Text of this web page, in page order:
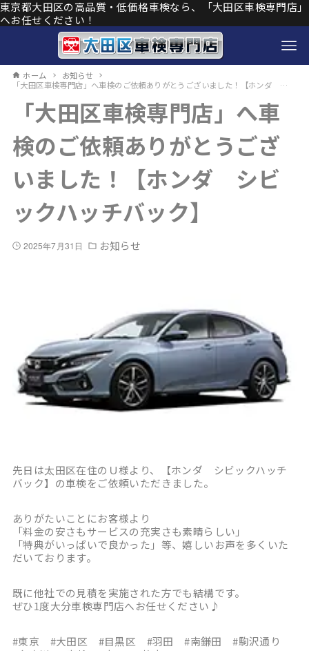
東京都大田区の高品質・低価格車検なら、「大田区車検専門店」
へお任せください！
ホーム
お知らせ
「大田区車検専門店」へ車検のご依頼ありがとうございました！【ホンダ シビックハッチバック】
「大田区車検専門店」へ車
検のご依頼ありがとうござ
いました！【ホンダ シビ
ックハッチバック】
2025年7月31日 お知らせ
先日は太田区在住のＵ様より、【ホンダ シビックハッチ
バック】の車検をご依頼いただきました。
ありがたいことにお客様より
「料金の安さもサービスの充実さも素晴らしい」
「特典がいっぱいで良かった」等、嬉しいお声を多くいた
だいております。
既に他社での見積を実施された方でも結構です。
ぜひ1度大分車検専門店へお任せください♪
#東京 #大田区 #目黒区 #羽田 #南鎌田 #駒沢通り